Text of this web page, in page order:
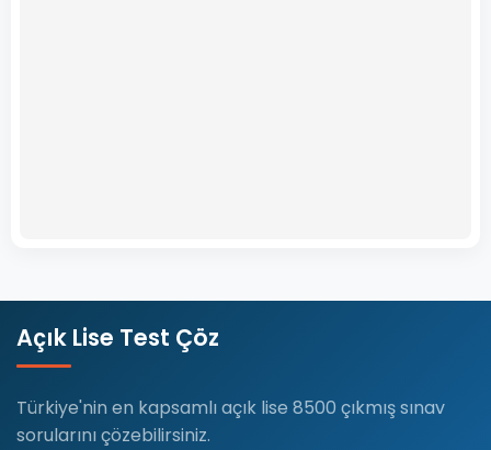
Açık Lise Test Çöz
Türkiye'nin en kapsamlı açık lise 8500 çıkmış sınav
sorularını çözebilirsiniz.